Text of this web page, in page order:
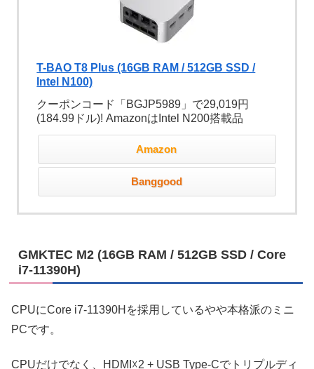
T-BAO T8 Plus (16GB RAM / 512GB SSD /
Intel N100)
クーポンコード「BGJP5989」で29,019円
(184.99ドル)! AmazonはIntel N200搭載品
Amazon
Banggood
GMKTEC M2 (16GB RAM / 512GB SSD / Core
i7-11390H)
CPUにCore i7-11390Hを採用しているやや本格派のミニ
PCです。
CPUだけでなく、HDMI☓2 + USB Type-Cでトリプルディ